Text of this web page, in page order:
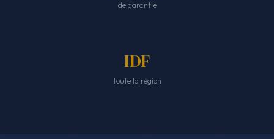
de garantie
IDF
toute la région